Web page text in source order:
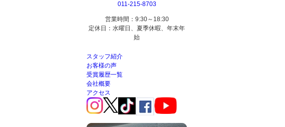
011-215-8703
営業時間：9:30～18:30
定休日：水曜日、夏季休暇、年末年
始
スタッフ紹介
お客様の声
受賞履歴一覧
会社概要
アクセス